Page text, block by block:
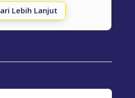
Lebih Lanjut